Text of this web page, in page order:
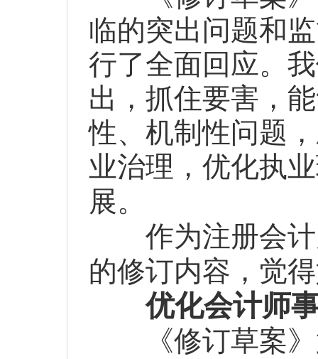
临的突出问题和
行了全面回应。
出，抓住要害，
性、机制性问题
业治理，优化执
展。
作为注册会计
的修订内容，觉
优化会计师
《修订草案》